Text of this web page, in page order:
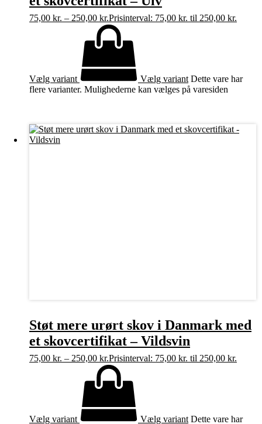
75,00 kr. – 250,00 kr.Prisinterval: 75,00 kr. til 250,00 kr.
Vælg variant Vælg variant Dette vare har
flere varianter. Mulighederne kan vælges på varesiden
Støt mere urørt skov i Danmark med
et skovcertifikat – Vildsvin
75,00 kr. – 250,00 kr.Prisinterval: 75,00 kr. til 250,00 kr.
Vælg variant Vælg variant Dette vare har